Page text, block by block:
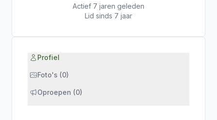
Actief 7 jaren geleden
Lid sinds 7 jaar
Profiel
Foto's (0)
Oproepen (0)